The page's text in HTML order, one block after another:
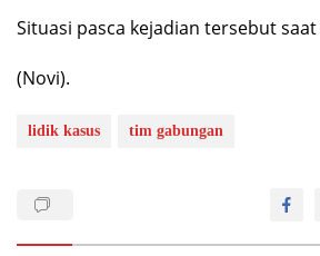
Situasi pasca kejadian tersebut
(Novi).
lidik kasus tim gabungan